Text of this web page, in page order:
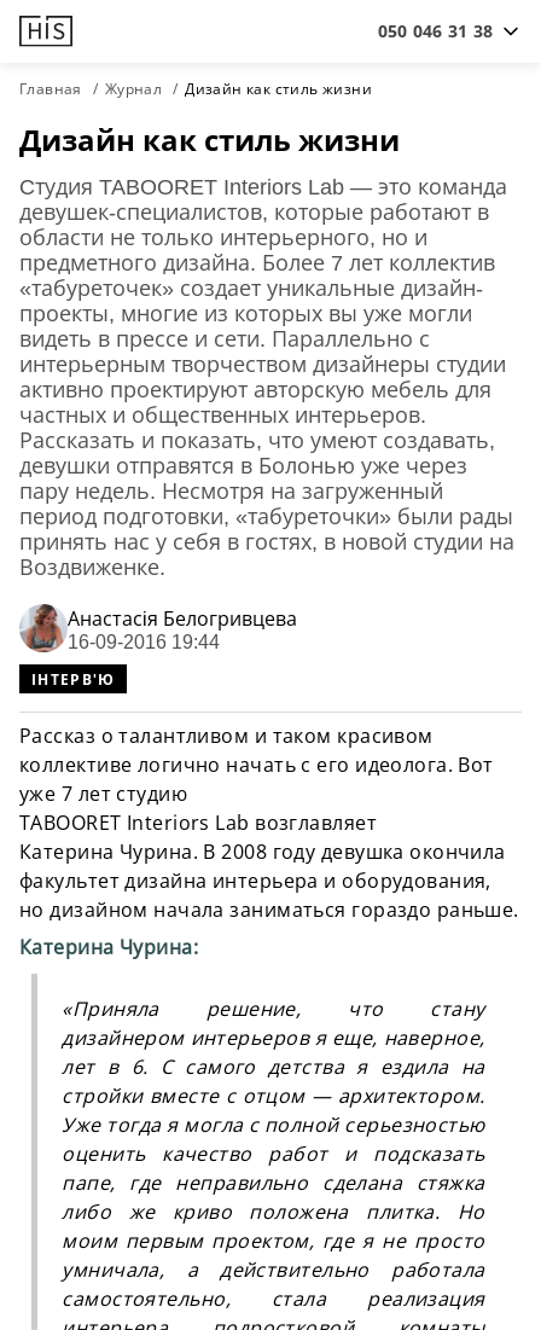
050 046 31 38
Главная Журнал Дизайн как стиль жизни
Дизайн как стиль жизни
Cтудия TABOORET Interiors Lab — это команда
девушек-специалистов, которые работают в
области не только интерьерного, но и
предметного дизайна. Более 7 лет коллектив
«табуреточек» создает уникальные дизайн-
проекты, многие из которых вы уже могли
видеть в прессе и сети. Параллельно с
интерьерным творчеством дизайнеры студии
активно проектируют авторскую мебель для
частных и общественных интерьеров.
Рассказать и показать, что умеют создавать,
девушки отправятся в Болонью уже через
пару недель. Несмотря на загруженный
период подготовки, «табуреточки» были рады
принять нас у себя в гостях, в новой студии на
Воздвиженке.
Анастасiя Белогривцева
16-09-2016 19:44
ІНТЕРВ'Ю
Рассказ о талантливом и таком красивом
коллективе логично начать с его идеолога. Вот
уже 7 лет студию
TABOORET Interiors Lab возглавляет
Катерина Чурина. В 2008 году девушка окончила
факультет дизайна интерьера и оборудования,
но дизайном начала заниматься гораздо раньше.
Катерина Чурина:
«Приняла решение, что стану
дизайнером интерьеров я еще, наверное,
лет в 6. С самого детства я ездила на
стройки вместе с отцом — архитектором.
Уже тогда я могла с полной серьезностью
оценить качество работ и подсказать
папе, где неправильно сделана стяжка
либо же криво положена плитка. Но
моим первым проектом, где я не просто
умничала, а действительно работала
самостоятельно, стала реализация